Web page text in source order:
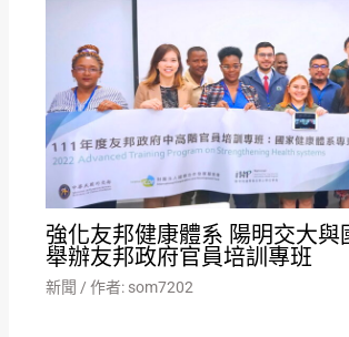
強化友邦健康體系 陽明交大與
舉辦友邦政府官員培訓專班
新聞 / 作者: som7202